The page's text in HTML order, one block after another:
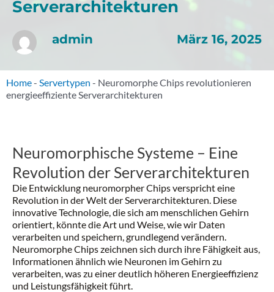
Serverarchitekturen
admin März 16, 2025
Home- Servertypen - Neuromorphe Chips revolutionieren
energieeffiziente Serverarchitekturen
Neuromorphische Systeme – Eine
Revolution der Serverarchitekturen
Die Entwicklung neuromorpher Chips verspricht eine
Revolution in der Welt der Serverarchitekturen. Diese
innovative Technologie, die sich am menschlichen Gehirn
orientiert, könnte die Art und Weise, wie wir Daten
verarbeiten und speichern, grundlegend verändern.
Neuromorphe Chips zeichnen sich durch ihre Fähigkeit aus,
Informationen ähnlich wie Neuronen im Gehirn zu
verarbeiten, was zu einer deutlich höheren Energieeffizienz
und Leistungsfähigkeit führt.